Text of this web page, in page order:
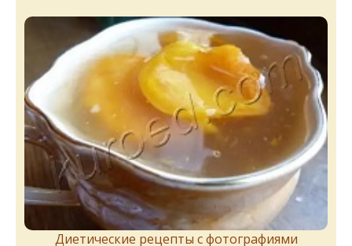
Диетические рецепты с фотографиями